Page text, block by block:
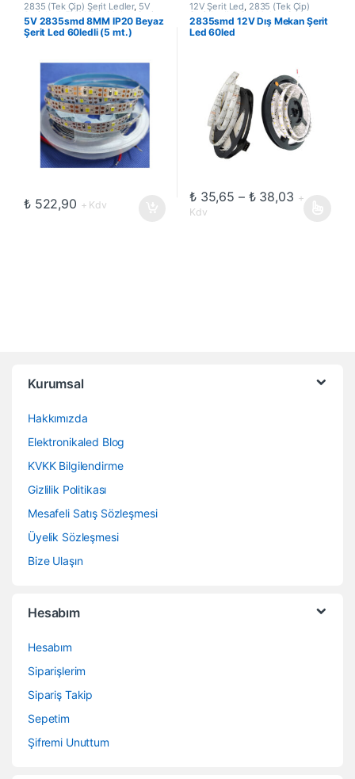
2835 (Tek Çip) Şerit Ledler, 5V
Şerit Led, 5VOLT, İç Mekan Şerit
Ledler,Led ve Aydınlatma
Çözümleri ,Şerit Led
5V 2835smd 8MM IP20 Beyaz
Şerit Led 60ledli (5 mt.)
₺522,90 + Kdv
12V Şerit Led, 2835 (Tek Çip)
Şerit Ledler ,Dış Mekan Şerit
Ledler,Led ve Aydınlatma
Çözümleri,
2835smd 12V Dış Mekan Şerit
Led 60led
₺35,65 – ₺38,03Fiyat
+
Kdv
Bu ürünün birden fazla
Kurumsal
Hakkımızda
Elektronikaled Blog
KVKK Bilgilendirme
Gizlilik Politikası
Mesafeli Satış Sözleşmesi
Üyelik Sözleşmesi
Bize Ulaşın
Hesabım
Hesabım
Siparişlerim
Sipariş Takip
Sepetim
Şifremi Unuttum